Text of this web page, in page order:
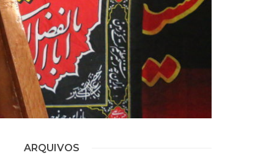
ARQUIVOS